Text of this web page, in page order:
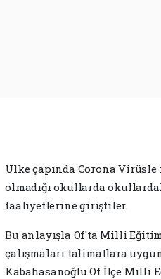
Ülke çapında Corona
olmadığı okullarda
faaliyetlerine giriştiler.
Bu anlayışla Of'ta Milli
çalışmaları talimatlara
Kabahasanoğlu Of İlçe Milli